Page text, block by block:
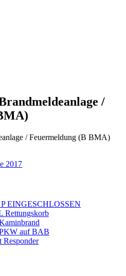
/
/ Feuermeldung (B BMA)
2017
EINGESCHLOSSEN
Rettungskorb
auf BAB
Responder